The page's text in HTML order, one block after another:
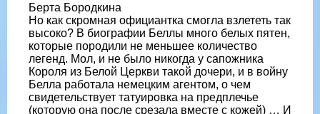
Берта Бородкина
Но как скромная официантка смогла взлететь так
высоко? В биографии Беллы много белых пятен,
которые породили не меньшее количество
легенд. Мол, и не было никогда у сапожника
Короля из Белой Церкви такой дочери, и в войну
Белла работала немецким агентом, о чем
свидетельствует татуировка на предплечье
(которую она после срезала вместе с кожей) … И